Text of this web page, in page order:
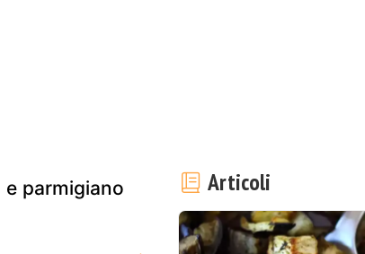
parmigiano
Articoli